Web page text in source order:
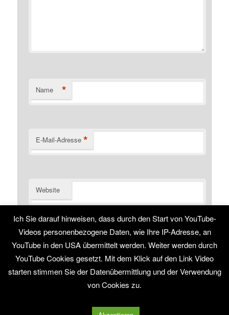
Name *
E-Mail-Adresse *
Website
Name, E-Mail-Adresse und Website in diesem Browser
für meinen nächsten Kommentar speichern.
Ich Sie darauf hinweisen, dass durch den Start von YouTube-
Videos personenbezogene Daten, wie Ihre IP-Adresse, an
YouTube in den USA übermittelt werden. Weiter werden durch
YouTube Cookies gesetzt. Mit dem Klick auf den Link Video
starten stimmen Sie der Datenübermittlung und der Verwendung
von Cookies zu.